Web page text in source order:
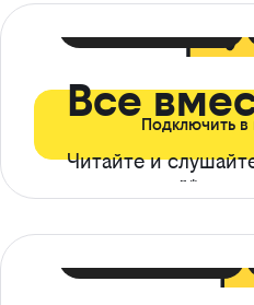
Все
Читайте и
ограничений*
Подключить